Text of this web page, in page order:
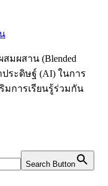
มผสาน (Blended
ระดิษฐ์ (AI) ในการ
มการเรียนรู้ร่วมกัน
Search Button